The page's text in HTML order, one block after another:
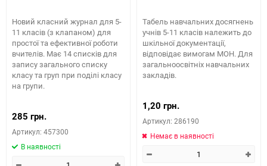
Новий класний журнал для 5-
11 класів (з клапаном) для
простої та ефективної роботи
вчителів. Має 14 списків для
запису загального списку
класу та груп при поділі класу
на групи.
285 грн.
Артикул: 457300
В наявності
Табель навчальних досягнень
учнів 5-11 класів належить до
шкільної документації,
відповідає вимогам МОН. Для
загальноосвітніх навчальних
закладів.
1,20 грн.
Артикул: 286190
Немає в наявності